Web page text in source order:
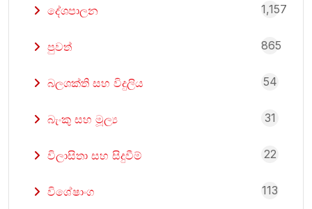
දේශපාලන 1,157
පුවත් 865
බලශක්ති සහ විදුලිය 54
බැංකු සහ මූල්‍ය 31
විලාසිතා සහ සිදුවීම් 22
විශේෂාංග 113